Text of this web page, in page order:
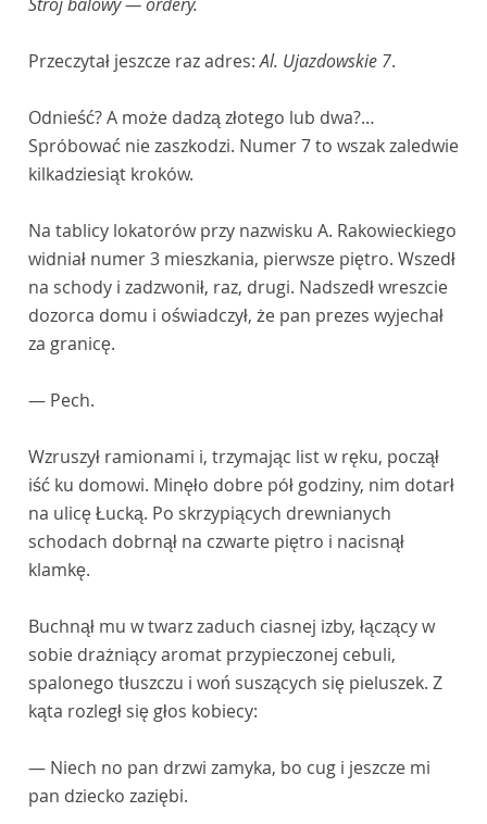
Przeczytał jeszcze raz adres:Al. Ujazdowskie 7.
Odnieść? A może dadzą złotego lub dwa?…
Spróbować nie zaszkodzi. Numer 7 to wszak zaledwie
kilkadziesiąt kroków.
Na tablicy lokatorów przy nazwisku A. Rakowieckiego
widniał numer 3 mieszkania, pierwsze piętro. Wszedł
na schody i zadzwonił, raz, drugi. Nadszedł wreszcie
dozorca domu i oświadczył, że pan prezes wyjechał
za granicę.
— Pech.
Wzruszył ramionami i, trzymając list w ręku, począł
iść ku domowi. Minęło dobre pół godziny, nim dotarł
na ulicę Łucką. Po skrzypiących drewnianych
schodach dobrnął na czwarte piętro i nacisnął
klamkę.
Buchnął mu w twarz zaduch ciasnej izby, łączący w
sobie drażniący aromat przypieczonej cebuli,
spalonego tłuszczu i woń suszących się pieluszek. Z
kąta rozległ się głos kobiecy:
— Niech no pan drzwi zamyka, bo cug i jeszcze mi
pan dziecko zaziębi.